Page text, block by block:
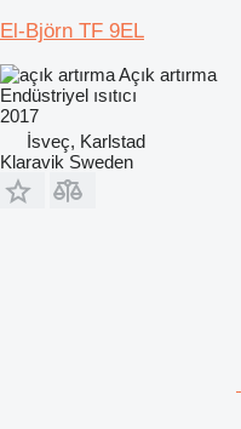
El-Björn TF 9EL
Açık artırma
Endüstriyel ısıtıcı
2017
İsveç, Karlstad
Klaravik Sweden